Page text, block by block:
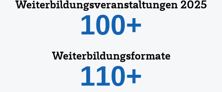
Weiterbildungsveranstaltungen 2025
100+
Weiterbildungsformate
110+